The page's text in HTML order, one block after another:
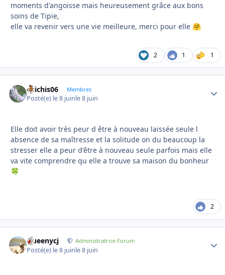
moments d'angoisse mais heureusement grâce aux bons
soins de Tipie,
elle va revenir vers une vie meilleure, merci pour elle 🤗
2 1 1
chichis06 Membres
Posté(e) le 8 juinle 8 juin
Elle doit avoir très peur d être à nouveau laissée seule l
absence de sa maîtresse et la solitude on du beaucoup la
stresser elle a peur d'être à nouveau seule parfois mais elle
va vite comprendre qu elle a trouve sa maison du bonheur
🍀
2
Queenycj Administratrice Forum
Posté(e) le 8 juinle 8 juin